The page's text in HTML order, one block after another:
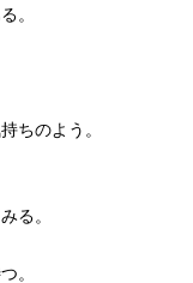
。
ちのよう。
る。
。